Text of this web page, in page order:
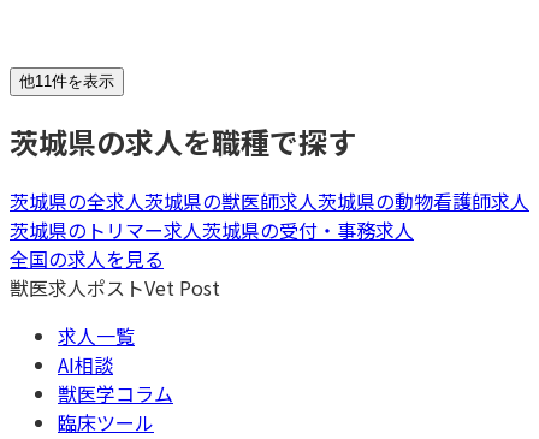
他11件を表示
茨城県の求人を職種で探す
茨城県の全求人茨城県の獣医師求人茨城県の動物看護師求人
茨城県の トリマー求人茨城県の受付・事務求人
全国の求人を見る
獣医求人ポストVet Post
求人一覧
AI相談
獣医学コラム
臨床ツール